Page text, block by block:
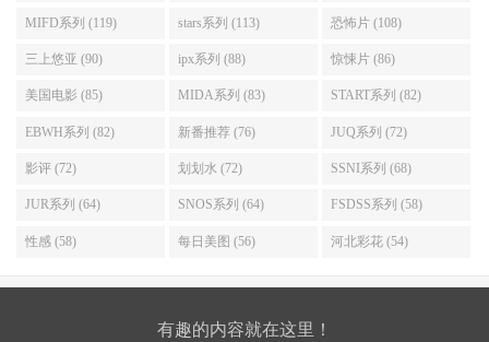
MIFD系列 (119) stars系列 (113) 恐怖片 (108)
三上悠亚 (90) ipx系列 (88) 惊悚片 (86)
美国电影 (85) MIDA系列 (83) START系列 (82)
EBWH系列 (82) 新番推荐 (76) JUQ系列 (72)
影评 (72) 划划水 (72) SSNI系列 (68)
JUR系列 (64) SNOS系列 (64) FSDSS系列 (58)
性感 (58) 每日美图 (56) 河北彩花 (54)
有趣的内容就在这里！